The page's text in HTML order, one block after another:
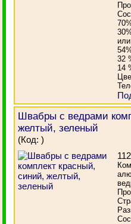
32
14
Швабры с ведрами
желтый, зеленый
(Код:)